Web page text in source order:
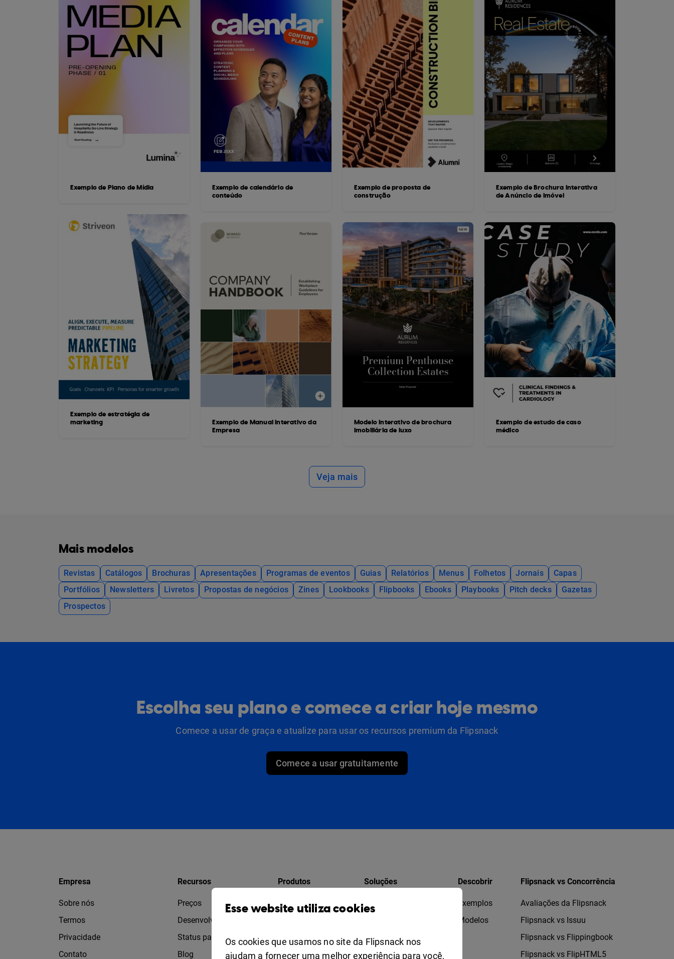
Exemplo de Plano de Mídia
Exemplo de estratégia de
marketing
Exemplo de calendário de
conteúdo
Exemplo de Manual Interativo da
Empresa
Exemplo de proposta de
construção
Modelo interativo de brochura
imobiliária de luxo
Exemplo de Brochura Interativa
de Anúncio de Imóvel
Exemplo de estudo de caso
médico
Veja mais
Mais modelos
Revistas Catálogos Brochuras Apresentações Programas de eventos Guias Relatórios Menus Folhetos Jornais
Capas
Portfólios
Newsletters Livretos Propostas de negócios Zines Lookbooks Flipbooks Ebooks Playbooks Pitch decks
Gazetas
Prospectos
Escolha seu plano e comece a criar hoje mesmo
Comece a usar de graça e atualize para usar os recursos premium da Flipsnack
Comece a usar gratuitamente
Empresa
Sobre nós
Termos
Privacidade
Contato
Recursos
Preços
Desenvolvedores
Status page
Blog
Produtos
Design Studio
Soluções
Colaboração
For education
Descobrir
Exemplos
Modelos
Flipsnack vs Concorrência
Avaliações da Flipsnack
Flipsnack vs Issuu
Flipsnack vs Flippingbook
Flipsnack vs FlipHTML5
Esse website utiliza cookies
Os cookies que usamos no site da Flipsnack nos
ajudam a fornecer uma melhor experiência para você,